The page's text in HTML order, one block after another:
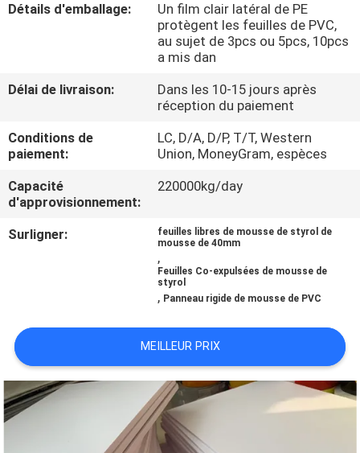
L'USINE
DE
LA
QUALITÉ
NOUS
CONTACTER
PLAN
DU
SITE
Détails d'emballage:
Un film clair latéral de PE
protègent les feuilles de PVC,
au sujet de 3pcs ou 5pcs, 10pcs
a mis dan
Délai de livraison:
Dans les 10-15 jours après
réception du paiement
Conditions de
paiement:
LC, D/A, D/P, T/T, Western
Union, MoneyGram, espèces
Capacité
d'approvisionnement:
220000kg/day
Surligner:
feuilles libres de mousse de styrol de
mousse de 40mm
,
Feuilles Co-expulsées de mousse de
styrol
, Panneau rigide de mousse de PVC
MEILLEUR PRIX